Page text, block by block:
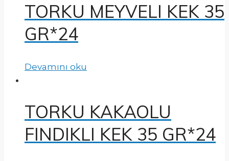
TORKU MEYVELI KEK 35
GR*24
Devamını oku
TORKU KAKAOLU
FINDIKLI KEK 35 GR*24